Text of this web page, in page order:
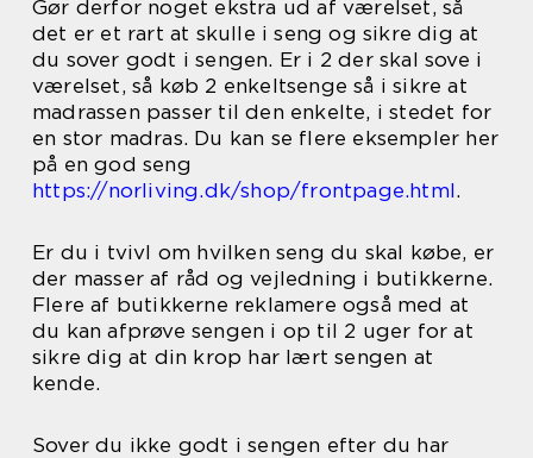
Gør derfor noget ekstra ud af værelset, så
det er et rart at skulle i seng og sikre dig at
du sover godt i sengen. Er i 2 der skal sove i
værelset, så køb 2 enkeltsenge så i sikre at
madrassen passer til den enkelte, i stedet for
en stor madras. Du kan se flere eksempler her
på en god seng
https://norliving.dk/shop/frontpage.html.
Er du i tvivl om hvilken seng du skal købe, er
der masser af råd og vejledning i butikkerne.
Flere af butikkerne reklamere også med at
du kan afprøve sengen i op til 2 uger for at
sikre dig at din krop har lært sengen at
kende.
Sover du ikke godt i sengen efter du har